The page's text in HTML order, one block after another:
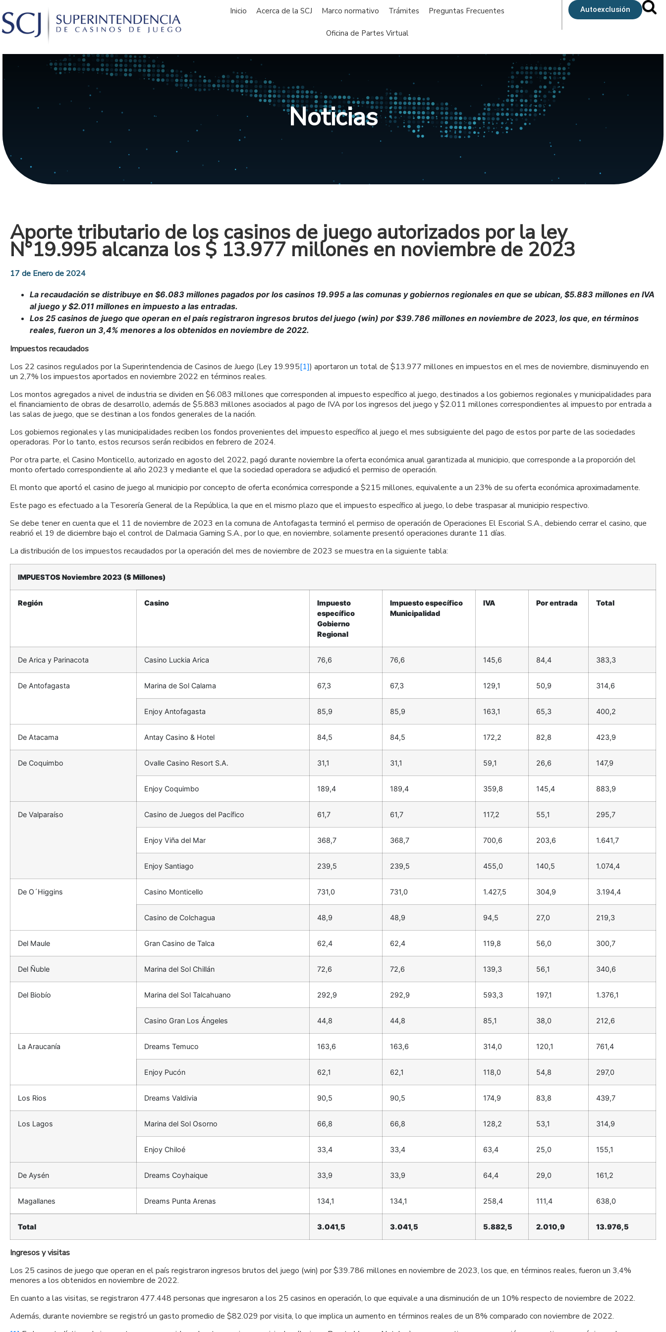
Inicio Acerca de la SCJ Marco normativo Trámites Preguntas Frecuentes
Oficina de Partes Virtual
Autoexclusión
Noticias
Aporte tributario de los casinos de juego autorizados por la ley
N°19.995 alcanza los $ 13.977 millones en noviembre de 2023
17 de Enero de 2024
La recaudación se distribuye en $6.083 millones pagados por los casinos 19.995 a las comunas y gobiernos regionales en que se ubican, $5.883 millones en IVA
al juego y $2.011 millones en impuesto a las entradas.
Los 25 casinos de juego que operan en el país registraron ingresos brutos del juego (win) por $39.786 millones en noviembre de 2023, los que, en términos
reales, fueron un 3,4% menores a los obtenidos en noviembre de 2022.
Impuestos recaudados
Los 22 casinos regulados por la Superintendencia de Casinos de Juego (Ley 19.995[1]) aportaron un total de $13.977 millones en impuestos en el mes de noviembre, disminuyendo en
un 2,7% los impuestos aportados en noviembre 2022 en términos reales.
Los montos agregados a nivel de industria se dividen en $6.083 millones que corresponden al impuesto específico al juego, destinados a los gobiernos regionales y municipalidades para
el financiamiento de obras de desarrollo, además de $5.883 millones asociados al pago de IVA por los ingresos del juego y $2.011 millones correspondientes al impuesto por entrada a
las salas de juego, que se destinan a los fondos generales de la nación.
Los gobiernos regionales y las municipalidades reciben los fondos provenientes del impuesto específico al juego el mes subsiguiente del pago de estos por parte de las sociedades
operadoras. Por lo tanto, estos recursos serán recibidos en febrero de 2024.
Por otra parte, el Casino Monticello, autorizado en agosto del 2022, pagó durante noviembre la oferta económica anual garantizada al municipio, que corresponde a la proporción del
monto ofertado correspondiente al año 2023 y mediante el que la sociedad operadora se adjudicó el permiso de operación.
El monto que aportó el casino de juego al municipio por concepto de oferta económica corresponde a $215 millones, equivalente a un 23% de su oferta económica aproximadamente.
Este pago es efectuado a la Tesorería General de la República, la que en el mismo plazo que el impuesto específico al juego, lo debe traspasar al municipio respectivo.
Se debe tener en cuenta que el 11 de noviembre de 2023 en la comuna de Antofagasta terminó el permiso de operación de Operaciones El Escorial S.A., debiendo cerrar el casino, que
reabrió el 19 de diciembre bajo el control de Dalmacia Gaming S.A., por lo que, en noviembre, solamente presentó operaciones durante 11 días.
La distribución de los impuestos recaudados por la operación del mes de noviembre de 2023 se muestra en la siguiente tabla:
IMPUESTOS Noviembre 2023 ($ Millones)
Región Casino
Impuesto
específico
Gobierno
Regional
Impuesto específico
Municipalidad
IVA Por entrada Total
De Arica y Parinacota Casino Luckia Arica 76,6 76,6 145,6 84,4 383,3
De Antofagasta Marina de Sol Calama 67,3 67,3 129,1 50,9 314,6
Enjoy Antofagasta 85,9 85,9 163,1 65,3 400,2
De Atacama Antay Casino & Hotel 84,5 84,5 172,2 82,8 423,9
De Coquimbo Ovalle Casino Resort S.A. 31,1 31,1 59,1 26,6 147,9
Enjoy Coquimbo 189,4 189,4 359,8 145,4 883,9
De Valparaíso Casino de Juegos del Pacífico 61,7 61,7 117,2 55,1 295,7
Enjoy Viña del Mar 368,7 368,7 700,6 203,6 1.641,7
Enjoy Santiago 239,5 239,5 455,0 140,5 1.074,4
De O´Higgins Casino Monticello 731,0 731,0 1.427,5 304,9 3.194,4
Casino de Colchagua 48,9 48,9 94,5 27,0 219,3
Del Maule Gran Casino de Talca 62,4 62,4 119,8 56,0 300,7
Del Ñuble Marina del Sol Chillán 72,6 72,6 139,3 56,1 340,6
Del Biobío Marina del Sol Talcahuano 292,9 292,9 593,3 197,1 1.376,1
Casino Gran Los Ángeles 44,8 44,8 85,1 38,0 212,6
La Araucanía Dreams Temuco 163,6 163,6 314,0 120,1 761,4
Enjoy Pucón 62,1 62,1 118,0 54,8 297,0
Los Rios Dreams Valdivia 90,5 90,5 174,9 83,8 439,7
Los Lagos Marina del Sol Osorno 66,8 66,8 128,2 53,1 314,9
Enjoy Chiloé 33,4 33,4 63,4 25,0 155,1
De Aysén Dreams Coyhaique 33,9 33,9 64,4 29,0 161,2
Magallanes Dreams Punta Arenas 134,1 134,1 258,4 111,4 638,0
Total 3.041,5 3.041,5 5.882,5 2.010,9 13.976,5
Ingresos y visitas
Los 25 casinos de juego que operan en el país registraron ingresos brutos del juego (win) por $39.786 millones en noviembre de 2023, los que, en términos reales, fueron un 3,4%
menores a los obtenidos en noviembre de 2022.
En cuanto a las visitas, se registraron 477.448 personas que ingresaron a los 25 casinos en operación, lo que equivale a una disminución de un 10% respecto de noviembre de 2022.
Además, durante noviembre se registró un gasto promedio de $82.029 por visita, lo que implica un aumento en términos reales de un 8% comparado con noviembre de 2022.